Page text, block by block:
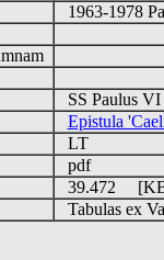
1963-1978
SS Paulus
Epistula
LT
pdf
39.472
Tabulas ex